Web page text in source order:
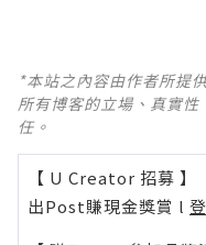
*本站之內容由作者所提
所有博客的立場、真實
任。
【 U Creator 招募 】
出Post賺現金獎賞 l